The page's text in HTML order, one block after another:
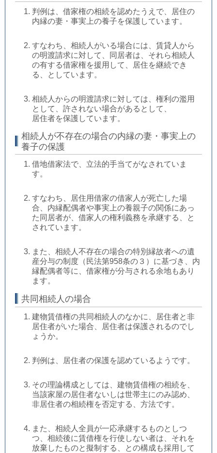
判例は、借家権の相続を認めたうえで、居住の
内縁の妻・事実上の養子を保護しています。
すなわち、相続人がいる場合には、賃貸人から
の明渡請求に対して、同居者は、それら相続人
の有する借家権を援用して、居住を継続でき
る、としています。
相続人からの明渡請求に対しては、権利の濫用
として、許されない場合があるとして、
居住者を保護しています。
相続人が不存在の場合の内縁の妻・事実上の
養子の保護
借地借家法で、立法的手当てがなされていま
す。
すなわち、居住用借家の借家人が死亡した場
合、内縁配偶者や事実上の養親子の関係にあっ
た同居者が、借家人の権利義務を承継する、と
されています。
また、相続人不存在の場合の特別縁故者への遺
産分与の制度（民法第958条の３）に基づき、内
縁配偶者等に、借家権が分与される余地もあり
ます。
共同相続人の場合
建物賃借権の共同相続人のなかに、居住者と非
居住者がいた場合、居住者は保護されるのでし
ょうか。
判例は、居住者の保護を認めているようです。
その理論構成としては、建物賃借権の相続を、
当該家屋の居住者ないしは世帯主にのみ認め、
非居住者の相続権を否定する、方法です。
また、相続人全員が一応承継するものとしつ
つ、相続後に賃借権を行使しない者は、それを
放棄したものと擬制する、との構成も採用して